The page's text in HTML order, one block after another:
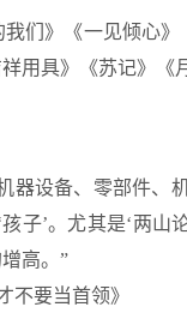
们》《一见倾心》
用具》《苏记》
器设备、零部件、
子’。尤其是‘两
高。”
不要当首领》